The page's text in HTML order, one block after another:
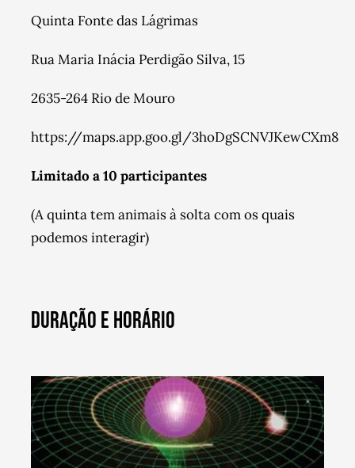
Quinta Fonte das Lágrimas
Rua Maria Inácia Perdigão Silva, 15
2635-264 Rio de Mouro
https://maps.app.goo.gl/3hoDgSCNVJKewCXm8
Limitado a 10 participantes
(A quinta tem animais à solta com os quais
podemos interagir)
DURAÇÃO E HORÁRIO